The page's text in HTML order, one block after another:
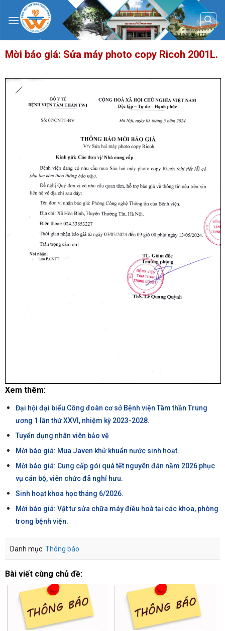
content
Mời báo giá: Sửa máy photo copy Ricoh 2001L.
Xem thêm:
Đại hội đại biểu Công đoàn cơ sở Bệnh viện Tâm thần Trung
ương 1 lần thứ XXVI, nhiệm kỳ 2023-2028.
Tuyển dụng nhân viên bảo vệ
Mời báo giá: Mua Javen khử khuẩn nước sinh hoạt.
Mời báo giá: Cung cấp gói quà tết nguyên đán năm 2026 phục
vụ cán bộ, viên chức đã nghỉ hưu.
Sinh hoạt khoa học tháng 6/2026.
Mời báo giá: Vật tư sửa chữa máy điều hoà tại các khoa, phòng
trong bệnh viện.
Danh mục: Thông báo
Bài viết cùng chủ đề: